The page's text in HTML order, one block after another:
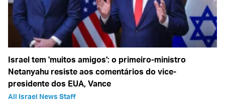
Israel tem 'muitos amigos': o primeiro-ministro
Netanyahu resiste aos comentários do vice-
presidente dos EUA, Vance
All Israel News Staff